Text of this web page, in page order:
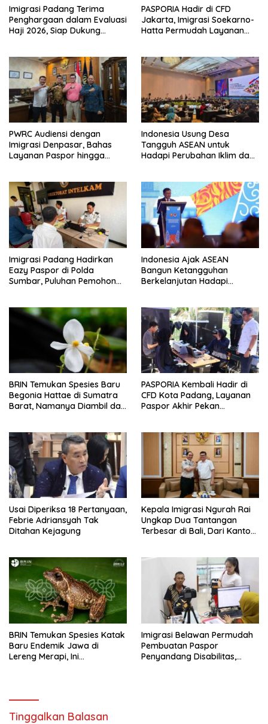
Imigrasi Padang Terima
Penghargaan dalam Evaluasi
Haji 2026, Siap Dukung
PASPORIA Hadir di CFD
Jakarta, Imigrasi Soekarno-
Hatta Permudah Layanan
PWRC Audiensi dengan
Imigrasi Denpasar, Bahas
Layanan Paspor hingga
Indonesia Usung Desa
Tangguh ASEAN untuk
Hadapi Perubahan Iklim dan
Imigrasi Padang Hadirkan
Eazy Paspor di Polda
Sumbar, Puluhan Pemohon
Indonesia Ajak ASEAN
Bangun Ketangguhan
Berkelanjutan Hadapi
BRIN Temukan Spesies Baru
Begonia Hattae di Sumatra
Barat, Namanya Diambil dari
PASPORIA Kembali Hadir di
CFD Kota Padang, Layanan
Paspor Akhir Pekan
Usai Diperiksa 18 Pertanyaan,
Febrie Adriansyah Tak
Ditahan Kejagung
Kepala Imigrasi Ngurah Rai
Ungkap Dua Tantangan
Terbesar di Bali, Dari Kantor
BRIN Temukan Spesies Katak
Baru Endemik Jawa di
Lereng Merapi, Ini
Imigrasi Belawan Permudah
Pembuatan Paspor
Penyandang Disabilitas,
Tinggalkan Balasan